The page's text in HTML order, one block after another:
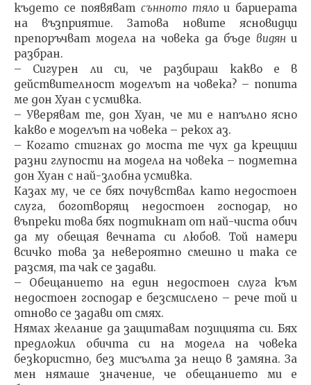
където се появя­ват сънното тялои бариерата
на възприятие. Затова новите ясновидци
препоръчват модела на човека да бъде видян и
разбран.
– Сигурен ли си, че разбираш какво е в
действител­ност моделът на човека? – попита
ме дон Хуан с усмив­ка.
– Уверявам те, дон Хуан, че ми е напълно ясно
какво е моделът на човека – рекох аз.
– Когато стигнах до моста те чух да крещиш
разни глупости на модела на човека – подметна
дон Хуан с най-злобна усмивка.
Казах му, че се бях почувствал като недостоен
слуга, боготворящ недостоен господар, но
въпреки това бях подтикнат от най-чиста обич
да му обещая вечната си любов. Той намери
всичко това за невероятно смешно и така се
разсмя, та чак се задави.
– Обещанието на един недостоен слуга към
недос­тоен господар е безсмислено – рече той и
отново се за­дави от смях.
Нямах желание да защитавам позицията си. Бях
предложил обичта си на модела на човека
безкористно, без мисълта за нещо в замяна. За
мен нямаше значение, че обещанието ми е